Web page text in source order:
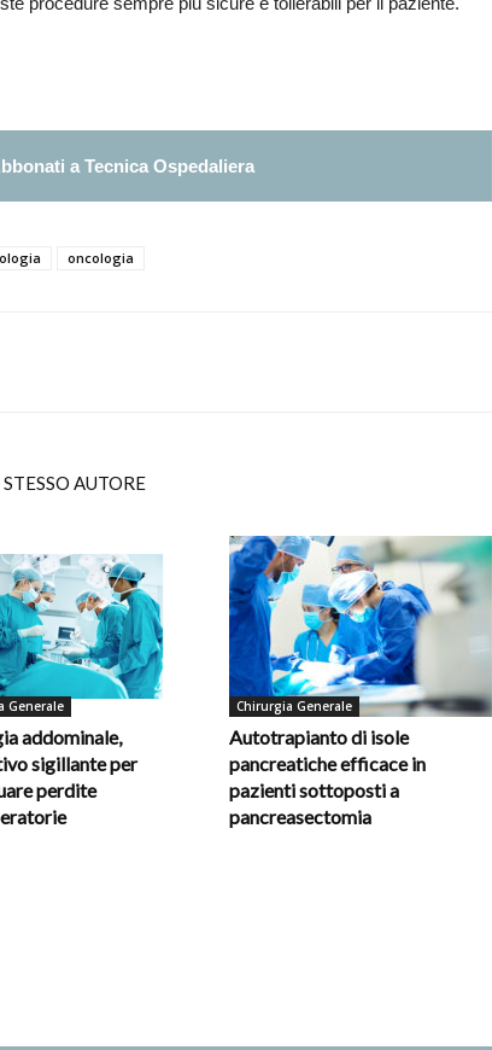
a Tecnica Ospedaliera
oncologia
AUTORE
Generale
addominale,
sigillante per
perdite
Chirurgia Generale
Autotrapianto di isole
pancreatiche efficace in
pazienti sottoposti a
pancreasectomia